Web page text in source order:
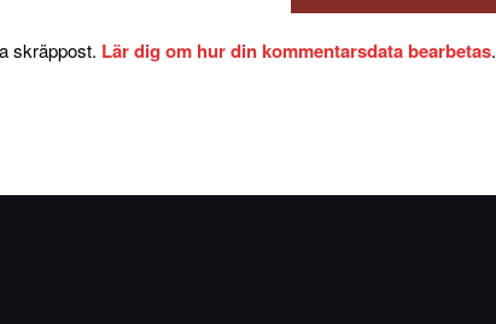
skräppost. Lär dig om hur din kommentarsdata bearbetas.